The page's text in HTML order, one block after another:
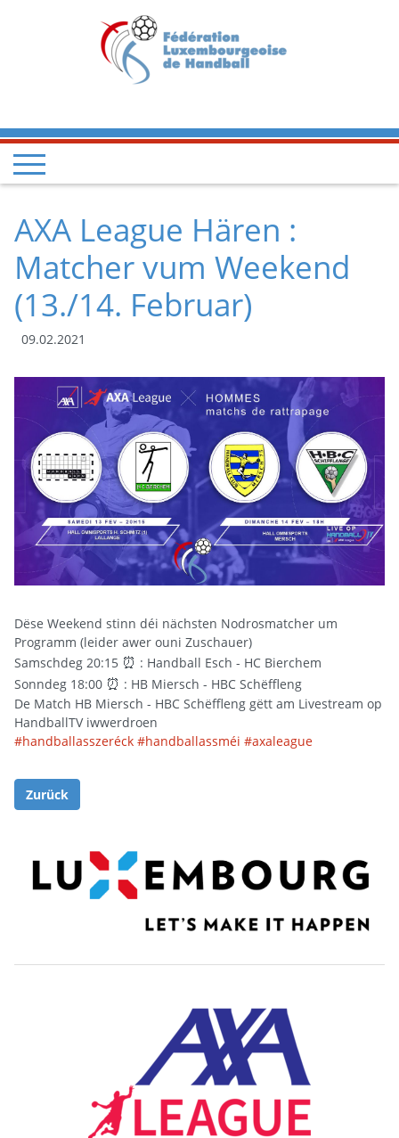
AXA League Hären :
Matcher vum Weekend
(13./14. Februar)
09.02.2021
Dëse Weekend stinn déi nächsten Nodrosmatcher um
Programm (leider awer ouni Zuschauer)
Samschdeg 20:15 ⏰ : Handball Esch - HC Bierchem
Sonndeg 18:00 ⏰ : HB Miersch - HBC Schëffleng
De Match HB Miersch - HBC Schëffleng gëtt am Livestream op
HandballTV iwwerdroen
#handballasszeréck #handballassméi #axaleague
Zurück